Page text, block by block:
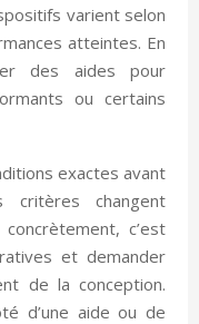
varient selon
atteintes. En
des aides pour
ou certains
exactes avant
changent
c’est
et demander
de la conception.
d’une aide ou de